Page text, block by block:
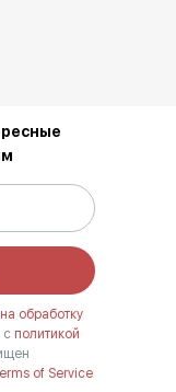
на обработку
с политикой
of Service